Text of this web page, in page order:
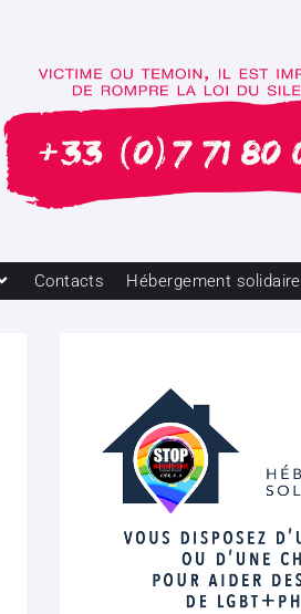
Contacts Hébergement solidaire